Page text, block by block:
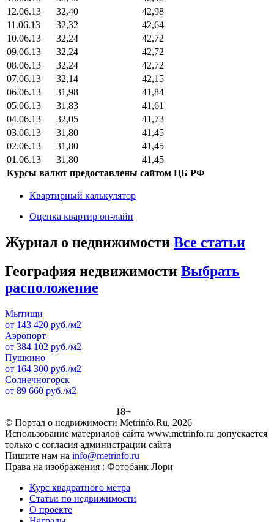
12.06.13
32,40
42,98
11.06.13
32,32
42,64
10.06.13
32,24
42,72
09.06.13
32,24
42,72
08.06.13
32,24
42,72
07.06.13
32,14
42,15
06.06.13
31,98
41,84
05.06.13
31,83
41,61
04.06.13
32,05
41,73
03.06.13
31,80
41,45
02.06.13
31,80
41,45
01.06.13
31,80
41,45
Курсы валют предоставлены сайтом ЦБ РФ
Квартирный калькулятор
Оценка квартир он-лайн
Журнал о недвижимости Все статьи
География недвижимости Выбрать
расположение
Мытищи
от 143 420 руб./м2
Аэропорт
от 384 102 руб./м2
Пушкино
от 164 300 руб./м2
Солнечногорск
от 89 660 руб./м2
18+
© Портал о недвижимости Metrinfo.Ru, 2026
Использование материалов сайта www.metrinfo.ru допускается
только с согласия администрации сайта
Пишите нам на info@metrinfo.ru
Права на изображения : Фотобанк Лори
Курс квадратного метра
Статьи по недвижимости
О проекте